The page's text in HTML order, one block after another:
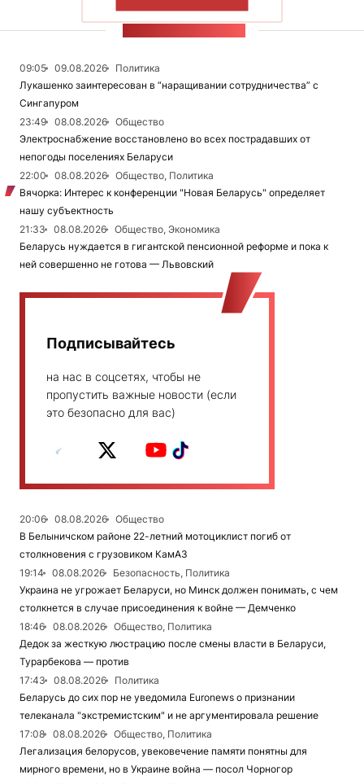
09:05 09.08.2026
Политика
Лукашенко заинтересован в “наращивании сотрудничества” с
Сингапуром
23:49
08.08.2026
Общество
Электроснабжение восстановлено во всех пострадавших от
непогоды поселениях Беларуси
22:00
08.08.2026
Общество, Политика
Вячорка: Интерес к конференции "Новая Беларусь" определяет
нашу субъектность
21:33
08.08.2026
Общество, Экономика
Беларусь нуждается в гигантской пенсионной реформе и пока к
ней совершенно не готова — Львовский
Подписывайтесь
на нас в соцсетях, чтобы не
пропустить важные новости (если
это безопасно для вас)
20:06 08.08.2026
Общество
В Белыничском районе 22-летний мотоциклист погиб от
столкновения с грузовиком КамАЗ
19:14
08.08.2026
Безопасность, Политика
Украина не угрожает Беларуси, но Минск должен понимать, с чем
столкнется в случае присоединения к войне — Демченко
18:46
08.08.2026
Общество, Политика
Дедок за жесткую люстрацию после смены власти в Беларуси,
Турарбекова — против
17:43
08.08.2026
Политика
Беларусь до сих пор не уведомила Euronews о признании
телеканала "экстремистским" и не аргументировала решение
17:08
08.08.2026
Общество, Политика
Легализация белорусов, увековечение памяти понятны для
мирного времени, но в Украине война — посол Чорногор